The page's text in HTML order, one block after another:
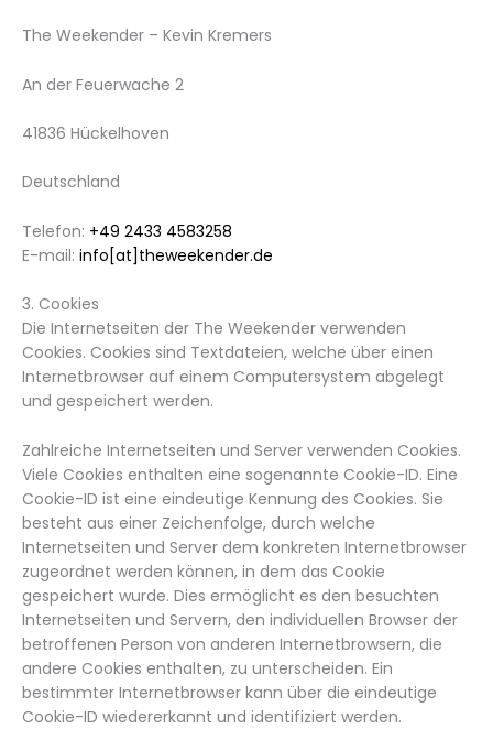
The Weekender – Kevin Kremers
An der Feuerwache 2
41836 Hückelhoven
Deutschland
Telefon: +49 2433 4583258
E-mail: info[at]theweekender.de
3. Cookies
Die Internetseiten der The Weekender verwenden
Cookies. Cookies sind Textdateien, welche über einen
Internetbrowser auf einem Computersystem abgelegt
und gespeichert werden.
Zahlreiche Internetseiten und Server verwenden Cookies.
Viele Cookies enthalten eine sogenannte Cookie-ID. Eine
Cookie-ID ist eine eindeutige Kennung des Cookies. Sie
besteht aus einer Zeichenfolge, durch welche
Internetseiten und Server dem konkreten Internetbrowser
zugeordnet werden können, in dem das Cookie
gespeichert wurde. Dies ermöglicht es den besuchten
Internetseiten und Servern, den individuellen Browser der
betroffenen Person von anderen Internetbrowsern, die
andere Cookies enthalten, zu unterscheiden. Ein
bestimmter Internetbrowser kann über die eindeutige
Cookie-ID wiedererkannt und identifiziert werden.